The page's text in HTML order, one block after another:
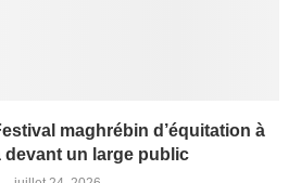
maghrébin d’équitation à
devant un large public